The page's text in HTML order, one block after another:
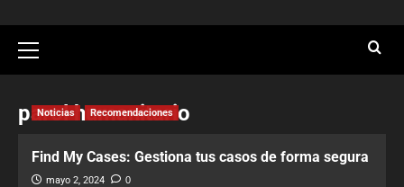
parol humanitario
Noticias Recomendaciones
Find My Cases: Gestiona tus casos de forma segura
mayo 2, 2024 0